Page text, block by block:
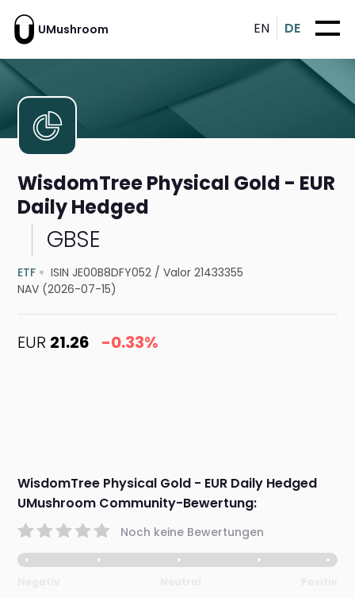
UMushroom EN DE
WisdomTree Physical Gold - EUR
Daily Hedged
GBSE
ETF ISIN JE00B8DFY052 /Valor 21433355
NAV (2026-07-15)
EUR 21.26 -0.33%
WisdomTree Physical Gold - EUR Daily Hedged
UMushroom Community-Bewertung:
Noch keine Bewertungen